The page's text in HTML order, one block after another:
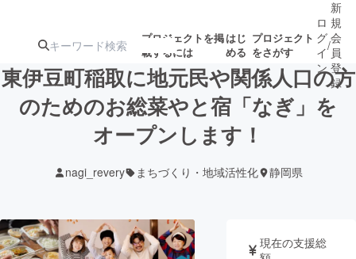
プロジェクトを掲
載するには
はじ
める
プロジェクト
をさがす
注目のリ 注目の新着プロ 募集終了が近いプ
ロジェクト
テクノロジー・ガジェット
ロ
グ
イ
ン
/
新
規
会
員
登
録
東伊豆町稲取に地元民や関係人口の方
のためのお総菜やと宿「なぎ」を
オープンします！
nagi_revery まちづくり・地域活性化 静岡県
現在の支援総